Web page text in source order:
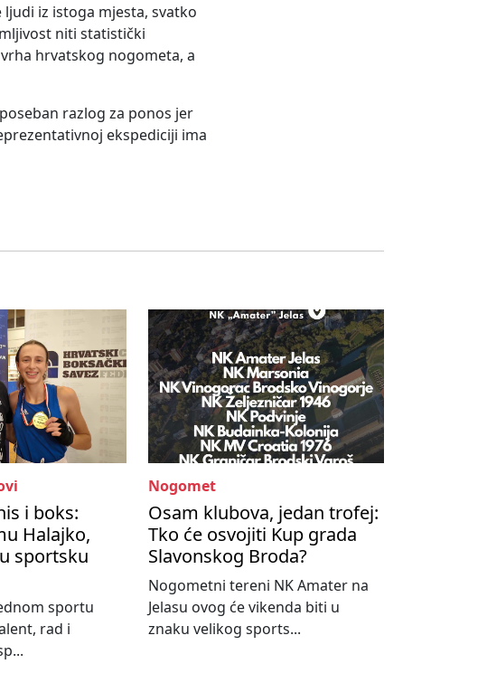
iz istoga mjesta, svatko
niti statistički
hrvatskog nogometa, a
razlog za ponos jer
ekspediciji ima
i boks:
Halajko,
sportsku
sportu
rad i
Nogomet
Osam klubova, jedan trofej:
Tko će osvojiti Kup grada
Slavonskog Broda?
Nogometni tereni NK Amater na
Jelasu ovog će vikenda biti u
znaku velikog sports...